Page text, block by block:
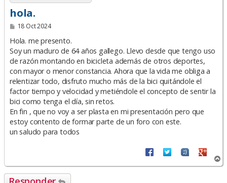
hola.
M
n
a
j
e
18 Oct 2024
Hola. me presento.
Soy un maduro de 64 años gallego. Llevo desde que tengo uso
de razón montando en bicicleta además de otros deportes,
con mayor o menor constancia. Ahora que la vida me obliga a
relentizar todo, disfruto mucho más de la bici quitándole el
factor tiempo y velocidad y metiéndole el concepto de sentir la
bici como tenga el día, sin retos.
En fin , que no voy a ser plasta en mi presentación pero que
estoy contento de formar parte de un foro con este.
un saludo para todos
r